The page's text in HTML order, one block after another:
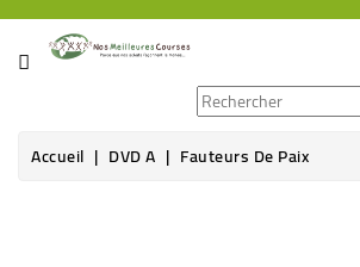
CATÉGORIE
ÉPICERIE
Accueil DVD A Fauteurs De Paix